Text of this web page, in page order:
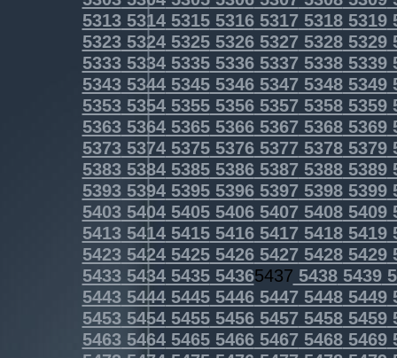
5313531453155316531753185319
5323532453255326532753285329
5333533453355336533753385339
5343534453455346534753485349
5353535453555356535753585359
5363536453655366536753685369
5373537453755376537753785379
5383538453855386538753885389
5393539453955396539753985399
5403540454055406540754085409
5413541454155416541754185419
5423542454255426542754285429
54335434543554365437 54385439
5443544454455446544754485449
5453545454555456545754585459
5463546454655466546754685469